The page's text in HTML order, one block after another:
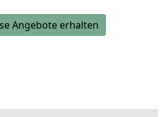
Angebote erhalten